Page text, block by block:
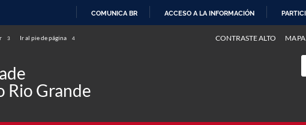
COMUNICA BR ACCESO A LA INFORMACIÓN
3 Ir al pie de página 4 CONTRASTE ALTO
Rio Grande